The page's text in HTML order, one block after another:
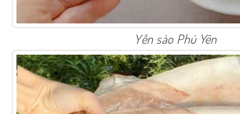
Yến sào Phú Yên